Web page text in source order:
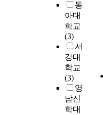
동
아대
학교
(3)
서
강대
학교
(3)
영
남신
학대